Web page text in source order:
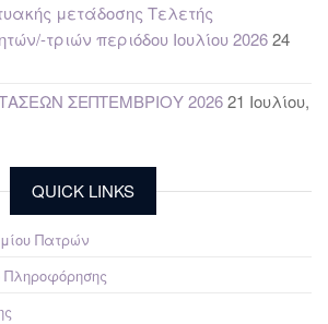
μετάδοσης Τελετής
τριών περιόδου Ιουλίου 202624
ΣΕΠΤΕΜΒΡΙΟΥ 202621 Ιουλίου,
QUICK LINKS
Πατρών
Πληροφόρησης